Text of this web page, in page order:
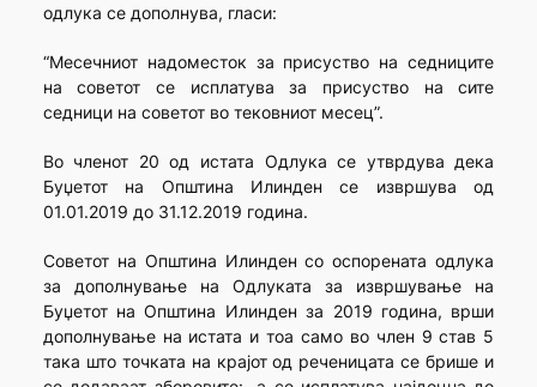
одлука се дополнува, гласи:
“Месечниот надоместок за присуство на седниците
на советот се исплатува за присуство на сите
седници на советот во тековниот месец”.
Во членот 20 од истата Одлука се утврдува дека
Буџетот на Општина Илинден се извршува од
01.01.2019 до 31.12.2019 година.
Советот на Општина Илинден со оспорената одлука
за дополнување на Одлуката за извршување на
Буџетот на Општина Илинден за 2019 година, врши
дополнување на истата и тоа само во член 9 став 5
така што точката на крајот од реченицата се брише и